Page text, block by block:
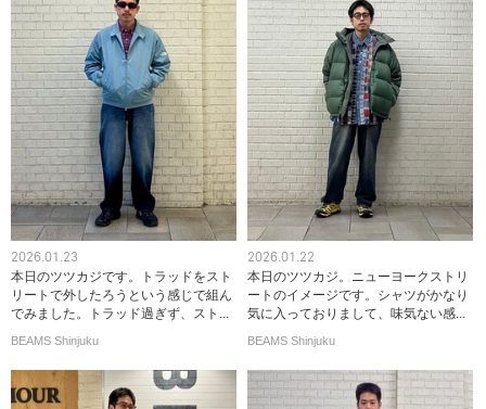
2026.01.23
本日のツツカジです。トラッドをスト
リートで外したろうという感じで組ん
でみました。トラッド過ぎず、スト...
BEAMS Shinjuku
2026.01.22
本日のツツカジ。ニューヨークストリ
ートのイメージです。シャツがかなり
気に入っておりまして、味気ない感...
BEAMS Shinjuku